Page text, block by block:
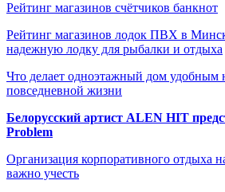
Рейтинг магазинов счётчиков банкнот
Рейтинг магазинов лодок ПВХ в
надежную лодку для рыбалки и отдыха
Что делает одноэтажный дом удобным
повседневной жизни
Белорусский артист ALEN HIT
Problem
Организация корпоративного отдыха
важно учесть